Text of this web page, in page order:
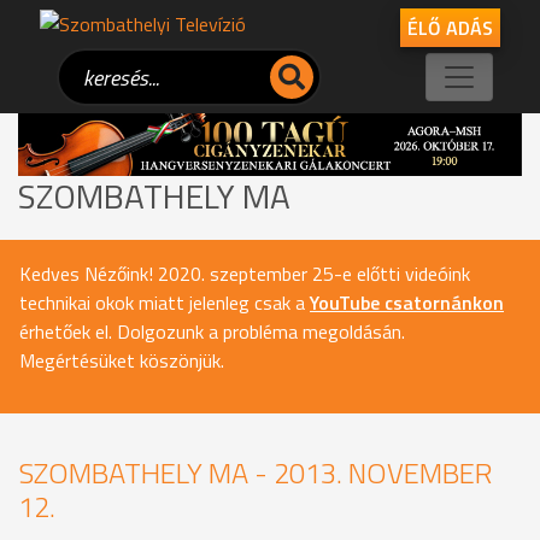
ÉLŐ ADÁS
SZOMBATHELY MA
Kedves Nézőink! 2020. szeptember 25-e előtti videóink
technikai okok miatt jelenleg csak aYouTube csatornánkon
érhetőek el. Dolgozunk a probléma megoldásán.
Megértésüket köszönjük.
SZOMBATHELY MA - 2013. NOVEMBER
12.